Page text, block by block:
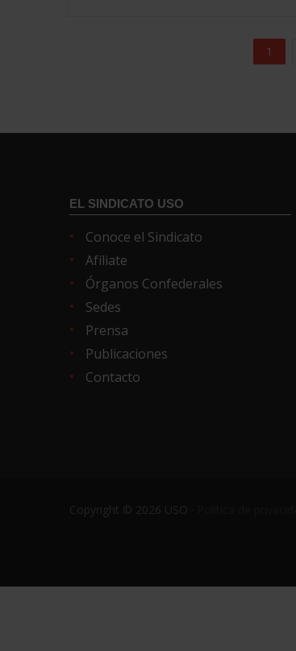
1
EL SINDICATO USO
Conoce el Sindicato
Afíliate
Órganos Confederales
Sedes
Prensa
Publicaciones
Contacto
Copyright © 2026 USO ·